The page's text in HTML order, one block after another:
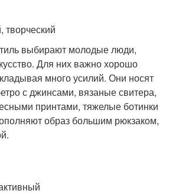
творческий
выбирают молодые люди,
Для них важно хорошо
много усилий. Они носят
с джинсами, вязаные свитера,
принтами, тяжелые ботинки
образ большим рюкзаком,